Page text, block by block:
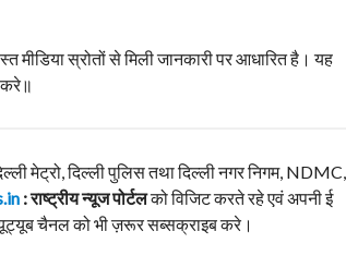
स्रोतों से मिली जानकारी पर आधारित है। यह
करे॥
मेट्रो, दिल्ली पुलिस तथा दिल्ली नगर निगम, NDMC,
: राष्ट्रीय न्यूज पोर्टलको विजिट करते रहे एवं अपनी ई
चैनल को भी ज़रूर सब्सक्राइब करे।